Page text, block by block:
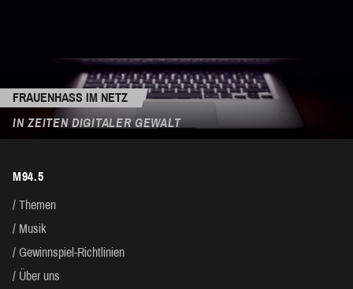
FRAUENHASS IM NETZ
IN ZEITEN DIGITALER GEWALT
M94.5
Themen
Musik
Gewinnspiel-Richtlinien
Über uns